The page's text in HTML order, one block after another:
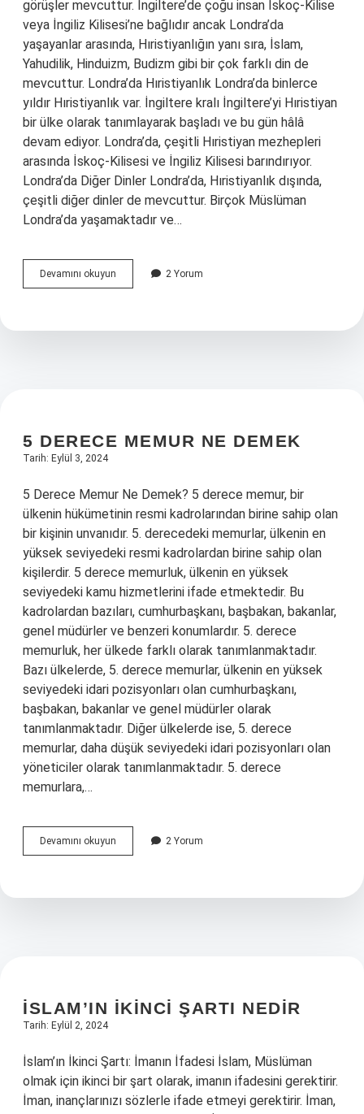
görüşler mevcuttur. İngiltere’de çoğu insan İskoç-Kilise
veya İngiliz Kilisesi’ne bağlıdır ancak Londra’da
yaşayanlar arasında, Hıristiyanlığın yanı sıra, İslam,
Yahudilik, Hinduizm, Budizm gibi bir çok farklı din de
mevcuttur. Londra’da Hıristiyanlık Londra’da binlerce
yıldır Hıristiyanlık var. İngiltere kralı İngiltere’yi Hıristiyan
bir ülke olarak tanımlayarak başladı ve bu gün hâlâ
devam ediyor. Londra’da, çeşitli Hıristiyan mezhepleri
arasında İskoç-Kilisesi ve İngiliz Kilisesi barındırıyor.
Londra’da Diğer Dinler Londra’da, Hıristiyanlık dışında,
çeşitli diğer dinler de mevcuttur. Birçok Müslüman
Londra’da yaşamaktadır ve…
Devamını okuyun
dini
2 Yorum
5 DERECE MEMUR NE DEMEK
Tarih: Eylül 3, 2024
5 Derece Memur Ne Demek? 5 derece memur, bir
ülkenin hükümetinin resmi kadrolarından birine sahip olan
bir kişinin unvanıdır. 5. derecedeki memurlar, ülkenin en
yüksek seviyedeki resmi kadrolardan birine sahip olan
kişilerdir. 5 derece memurluk, ülkenin en yüksek
seviyedeki kamu hizmetlerini ifade etmektedir. Bu
kadrolardan bazıları, cumhurbaşkanı, başbakan, bakanlar,
genel müdürler ve benzeri konumlardır. 5. derece
memurluk, her ülkede farklı olarak tanımlanmaktadır.
Bazı ülkelerde, 5. derece memurlar, ülkenin en yüksek
seviyedeki idari pozisyonları olan cumhurbaşkanı,
başbakan, bakanlar ve genel müdürler olarak
tanımlanmaktadır. Diğer ülkelerde ise, 5. derece
memurlar, daha düşük seviyedeki idari pozisyonları olan
yöneticiler olarak tanımlanmaktadır. 5. derece
memurlara,…
Devamını okuyun
derece
demek
2 Yorum
İSLAM’IN IKINCI ŞARTI NEDIR
Tarih: Eylül 2, 2024
İslam’ın İkinci Şartı: İmanın İfadesi İslam, Müslüman
olmak için ikinci bir şart olarak, imanın ifadesini gerektirir.
İman, inançlarınızı sözlerle ifade etmeyi gerektirir. İman,